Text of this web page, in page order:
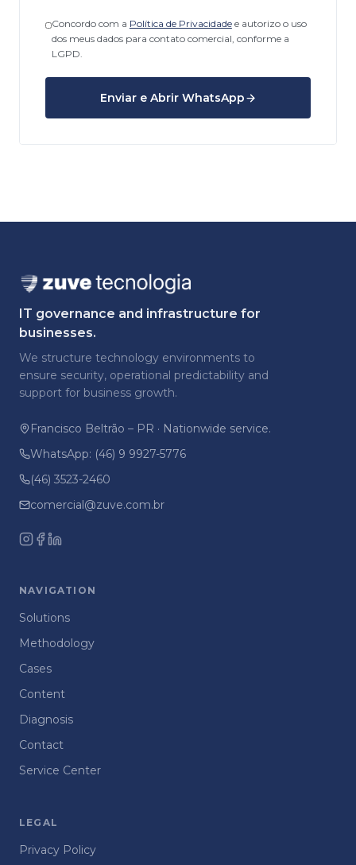
Concordo com a Política de Privacidade e autorizo o uso
dos meus dados para contato comercial, conforme a
LGPD.
Enviar e Abrir WhatsApp
IT governance and infrastructure for
businesses.
We structure technology environments to
ensure security, operational predictability and
support for business growth.
Francisco Beltrão – PR · Nationwide service.
WhatsApp: (46) 9 9927-5776
(46) 3523-2460
comercial@zuve.com.br
NAVIGATION
Solutions
Methodology
Cases
Content
Diagnosis
Contact
Service Center
LEGAL
Privacy Policy